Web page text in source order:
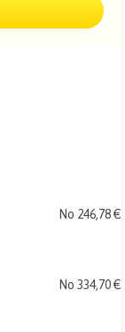
No 246,78 €
No 334,70 €